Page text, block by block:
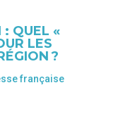
: QUEL «
LES
?
française